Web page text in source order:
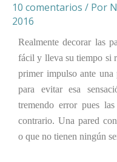
10 comentarios / Por
2016
Realmente decorar las
fácil y lleva su tiempo si
primer impulso ante una
para evitar esa
tremendo error pues
contrario. Una pared
o que no tienen ningún